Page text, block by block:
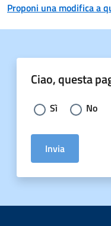
Proponi una modifica a
Apre in un nuovo tab
Ciao, questa
Scegli la
Sì No
Invia